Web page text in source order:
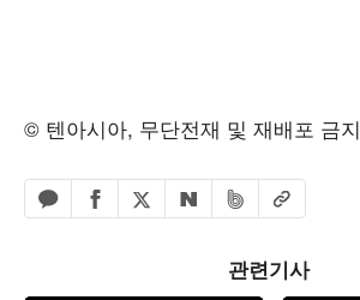
© 텐아시아, 무단전재 및 재배포 금지
카카오톡 공유하기
페이스북 공유하기
엑스 공유하기
네이버 공유하기
밴드 공유하기
URL복사
관련기사